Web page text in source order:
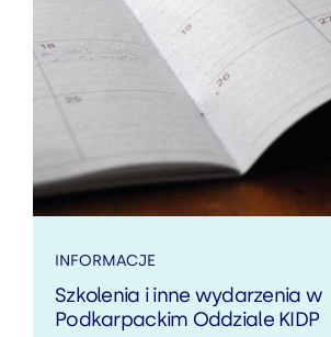
INFORMACJE
Szkolenia i inne wydarzenia w
Podkarpackim Oddziale KIDP